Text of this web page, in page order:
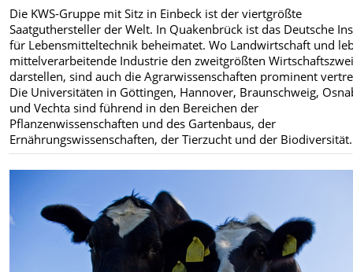
Die KWS-Gruppe mit Sitz in Einbeck ist der viertgrößte
Saatguthersteller der Welt. In Quakenbrück ist das Deutsche
für Lebensmitteltechnik beheimatet. Wo Landwirtschaft und
mittelverarbeitende Industrie den zweitgrößten
darstellen, sind auch die Agrarwissenschaften prominent
Die Universitäten in Göttingen, Hannover, Braunschweig,
und Vechta sind führend in den Bereichen der
Pflanzenwissenschaften und des Gartenbaus, der
Ernährungswissenschaften, der Tierzucht und der Biodiversität.